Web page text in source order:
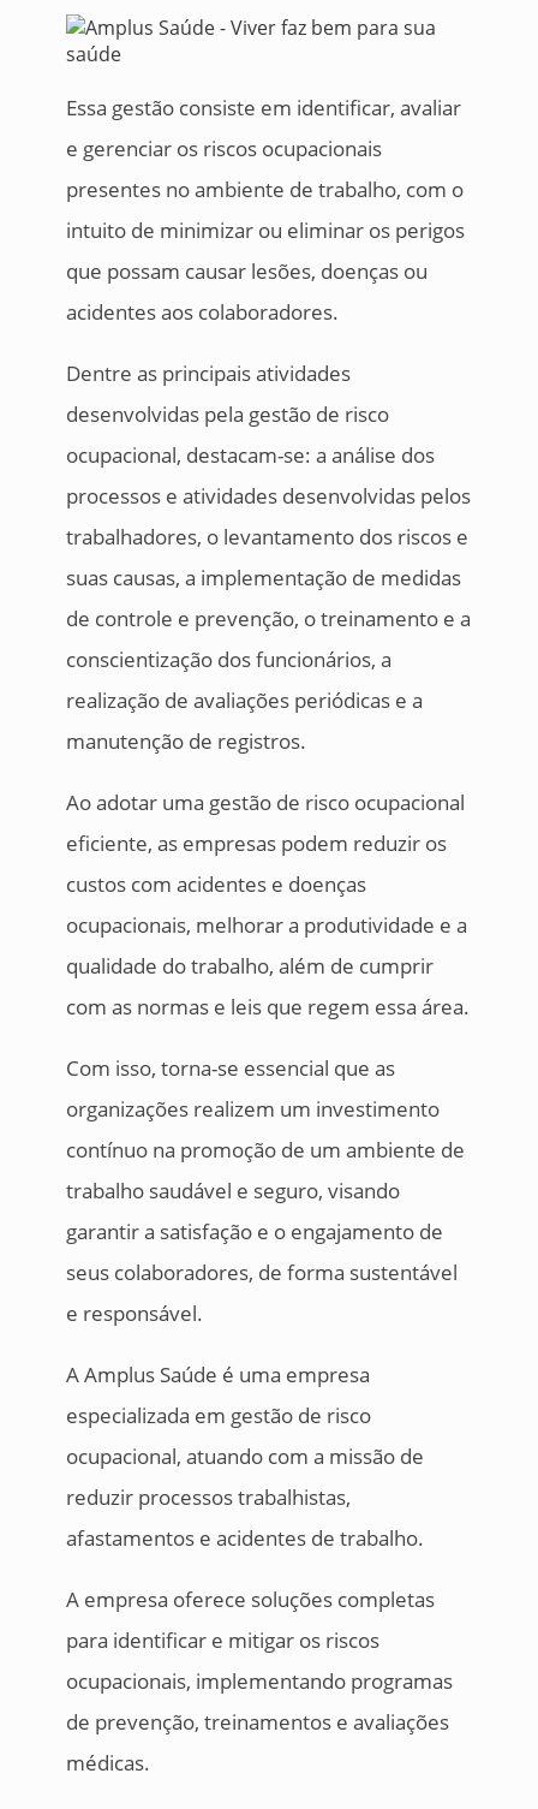
Essa gestão consiste em identificar, avaliar
e gerenciar os riscos ocupacionais
presentes no ambiente de trabalho, com o
intuito de minimizar ou eliminar os perigos
que possam causar lesões, doenças ou
acidentes aos colaboradores.
Dentre as principais atividades
desenvolvidas pela gestão de risco
ocupacional, destacam-se: a análise dos
processos e atividades desenvolvidas pelos
trabalhadores, o levantamento dos riscos e
suas causas, a implementação de medidas
de controle e prevenção, o treinamento e a
conscientização dos funcionários, a
realização de avaliações periódicas e a
manutenção de registros.
Ao adotar uma gestão de risco ocupacional
eficiente, as empresas podem reduzir os
custos com acidentes e doenças
ocupacionais, melhorar a produtividade e a
qualidade do trabalho, além de cumprir
com as normas e leis que regem essa área.
Com isso, torna-se essencial que as
organizações realizem um investimento
contínuo na promoção de um ambiente de
trabalho saudável e seguro, visando
garantir a satisfação e o engajamento de
seus colaboradores, de forma sustentável
e responsável.
A Amplus Saúde é uma empresa
especializada em gestão de risco
ocupacional, atuando com a missão de
reduzir processos trabalhistas,
afastamentos e acidentes de trabalho.
A empresa oferece soluções completas
para identificar e mitigar os riscos
ocupacionais, implementando programas
de prevenção, treinamentos e avaliações
médicas.